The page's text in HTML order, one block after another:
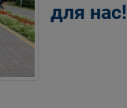
для нас!